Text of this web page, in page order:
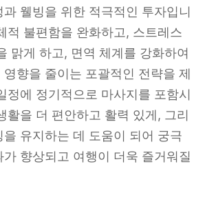
웰빙을 위한 적극적인 투자입니
적 불편함을 완화하고, 스트레스
맑게 하고, 면역 체계를 강화하여
향을 줄이는 포괄적인 전략을 제
정에 정기적으로 마사지를 포함시
활을 더 편안하고 활력 있게, 그리
을 유지하는 데 도움이 되어 궁극
향상되고 여행이 더욱 즐거워질